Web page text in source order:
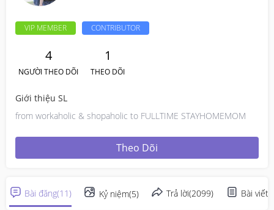
VIP MEMBER CONTRIBUTOR
4
NGƯỜI THEO DÕI
1
THEO DÕI
Giới thiệu SL
from workaholic & shopaholic to FULLTIME STAYHOMEMOM
Theo Dõi
Bài đăng(11) Kỷ niệm(5) Trả lời(2099) Bài viết